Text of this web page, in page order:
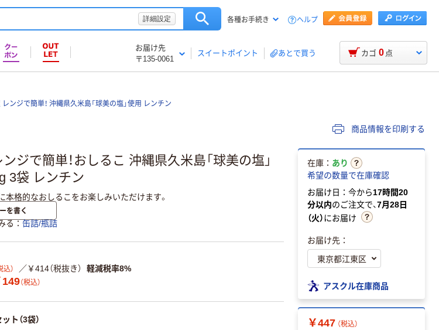
詳細設定 各種お手続き ヘルプ
お届け先
〒135-0061
スイートポイント あとで買う カゴ 0 点
ンジで簡単！ 沖縄県久米島「球美の塩」使用 レンチン
商品情報を印刷する
ジで簡単！おしるこ 沖縄県久米島「球美の塩」
3袋 レンチン
本格的なおしるこをお楽しみいただけます。
を書く
る 缶詰/瓶詰
込） ／￥414（税抜き）
軽減税率8%
149（税込）
ト（3袋）
在庫： あり
希望の数量で在庫確認
お届け日：今から17時間20
分以内のご注文で、7月28日
（火）にお届け
お届け先：
アスクル在庫商品
￥447 （税込）